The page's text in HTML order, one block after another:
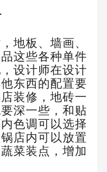
地板、墙画、
这些各种单件
设计师在设计
东西的配置要
装修，地砖一
深一些，和贴
色调可以选择
店内可以放置
菜装点，增加